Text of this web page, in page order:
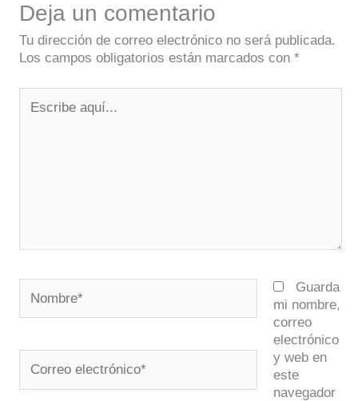
Deja un comentario
Tu dirección de correo electrónico no será publicada.
Los campos obligatorios están marcados con *
aquí...
electrónico*
Guarda
mi nombre,
correo
electrónico
y web en
este
navegador